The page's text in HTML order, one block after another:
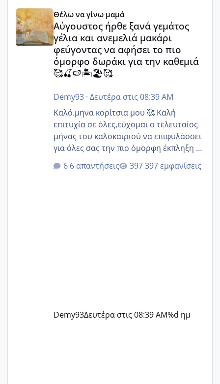
Αύγουστος ήρθε ξανά γεμάτος γέλια και ανεμελιά
Θέλω να γίνω μαμά
Αύγουστος ήρθε ξανά γεμάτος
γέλια και ανεμελιά μακάρι
φεύγοντας να αφήσει το πιο
όμορφο δωράκι για την καθεμιά
🥰🍒🍉🏝️🏖️🥰
Demy93· Δευτέρα στις 08:39 AM
Καλό.μηνα κορίτσια μου 🥰 Καλή
επιτυχία σε όλες,εύχομαι ο τελευταίος
μήνας του καλοκαιριού να επιφυλάσσει
για όλες σας την πιο όμορφη έκπληξη 🧿
@Elk @Melikara86 @Παρασκευαιδου
@Zenia z @melitiniღ @Christi.D.
6 απαντήσεις 397 εμφανίσεις
Demy93Δευτέρα στις 08:39 AM%d ημ